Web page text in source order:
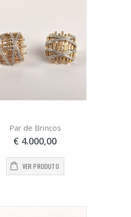
Par de Brincos
€ 4.000,00
VER PRODUTO